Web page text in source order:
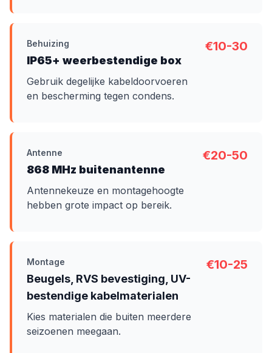
Behuizing
IP65+ weerbestendige box
Gebruik degelijke kabeldoorvoeren
en bescherming tegen condens.
€10-30
Antenne
868 MHz buitenantenne
Antennekeuze en montagehoogte
hebben grote impact op bereik.
€20-50
Montage
Beugels, RVS bevestiging, UV-
bestendige kabelmaterialen
Kies materialen die buiten meerdere
seizoenen meegaan.
€10-25